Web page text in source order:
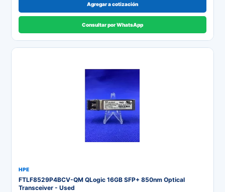
Agregar a cotización
Consultar por WhatsApp
HPE
FTLF8529P4BCV-QM QLogic 16GB SFP+ 850nm Optical
Transceiver - Used